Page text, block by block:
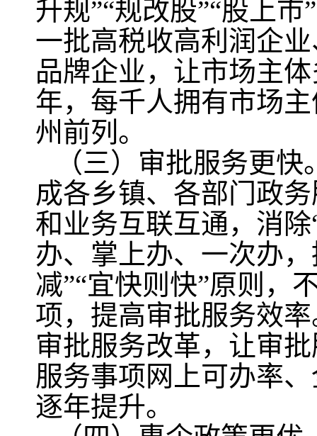
升规”“规改股”“股上
一批高税收高利润企
品牌企业，让市场主
年，每千人拥有市场
州前列。
（三）审批服务更
成各乡镇、各部门政
和业务互联互通，消
办、掌上办、一次办
减”“宜快则快”原则，
项，提高审批服务效
审批服务改革，让审
服务事项网上可办率
逐年提升。